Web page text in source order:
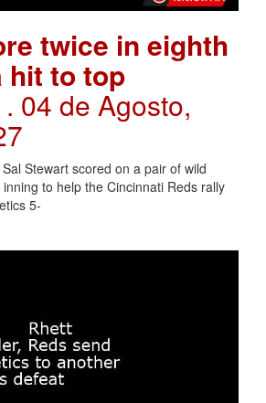
twice in eighth
hit to top
. 04 de Agosto,
Stewart scored on a pair of wild
to help the Cincinnati Reds rally
5-